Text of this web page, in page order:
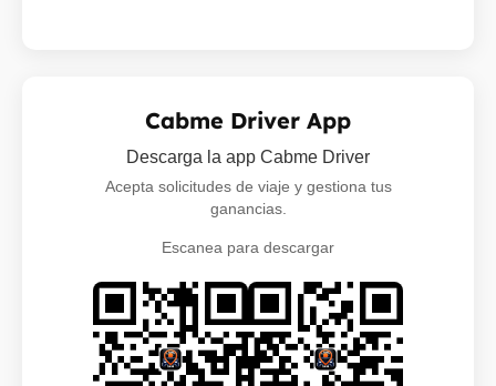
Cabme Driver App
Descarga la app Cabme Driver
Acepta solicitudes de viaje y gestiona tus
ganancias.
Escanea para descargar